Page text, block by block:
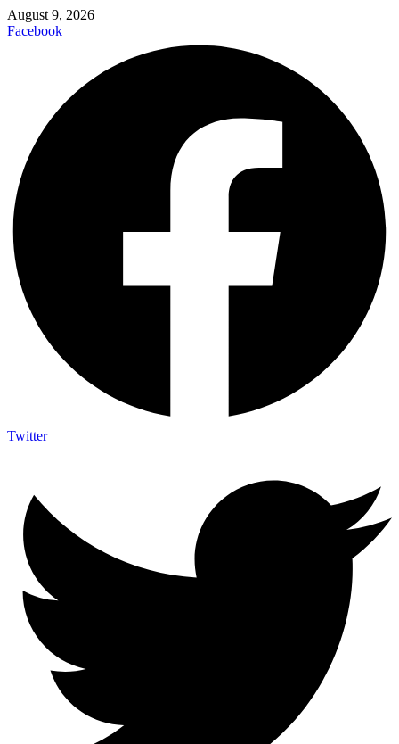
August 9, 2026
Facebook
Twitter